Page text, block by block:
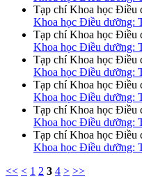
Tạp chí Khoa học Điều
Khoa học Điều dưỡng:
Tạp chí Khoa học Điều
Khoa học Điều dưỡng:
Tạp chí Khoa học Điều
Khoa học Điều dưỡng:
Tạp chí Khoa học Điều
Khoa học Điều dưỡng:
Tạp chí Khoa học Điều
Khoa học Điều dưỡng:
Tạp chí Khoa học Điều
Khoa học Điều dưỡng:
<< < 1 2 3 4 > >>